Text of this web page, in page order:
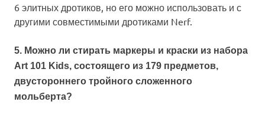
6 элитных дротиков, но его можно использовать и с
другими совместимыми дротиками Nerf.
5. Можно ли стирать маркеры и краски из набора
Art 101 Kids, состоящего из 179 предметов,
двустороннего тройного сложенного
мольберта?